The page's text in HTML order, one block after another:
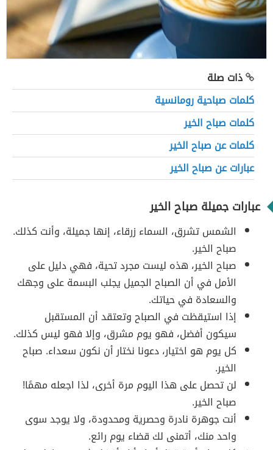
ذات صلة
كلمات صباحية رومانسية
كلمات صباح الخير
كلمات عن صباح الخير
عبارات عن صباح الخير
عبارات جميلة صباح الخير
الشمس تشرق، السماء زرقاء، إنها جميلة، وأنت كذلك.
صباح الخير.
صباح الخير، هذه ليست مجرد تحية، فهي دليل على
الأمل في أن الصباح الجميل يجلب البسمة على وجهك
والسعادة في حياتك.
إذا استيقظت في الصباح وتعتقد أن المستقبل
سيكون أفضل، فهو يوم مشرق، وإلا فهو ليس كذلك.
كل يوم هو اختيار، دعونا نختار أن نكون سعداء. صباح
الخير.
لن تحصل على هذا اليوم مرة أخرى، لذا اجعله مهمًا!
صباح الخير.
أنت جوهرة نادرة وحصرية ومحدودة، ولا يوجد سوى
واحد منك، أتمنى لك قضاء يوم رائع.